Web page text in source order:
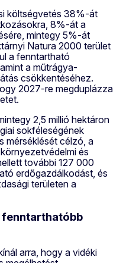
költségvetés 38%-át
8%-át a
mintegy 5%-át
Natura 2000 terület
a fenntartható
a műtrágya-
csökkentéséhez.
2027-re megduplázza
2,5 millió hektáron
sokféleségének
mérséklését célzó, a
és
további 127 000
erdőgazdálkodást, és
területen a
fenntarthatóbb
arra, hogy a vidéki